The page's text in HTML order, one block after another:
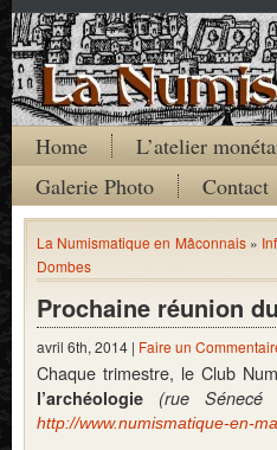
Home L’atelier
Galerie Photo
Contact
La Numismatique en Mâconnais»
Dombes
Prochaine réunion
avril 6th, 2014 | Faire un
Chaque trimestre, le Club
l’archéologie
(rue
http://www.numismatique-en-